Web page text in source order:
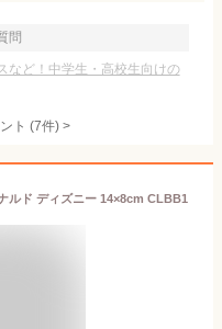
問
など！中学生・高校生向けの
ト (7件) >
ルド ディズニー 14×8cm CLBB1